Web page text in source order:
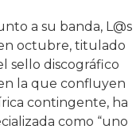
de Valparaíso se
de tres partes en
selección de sus
durante